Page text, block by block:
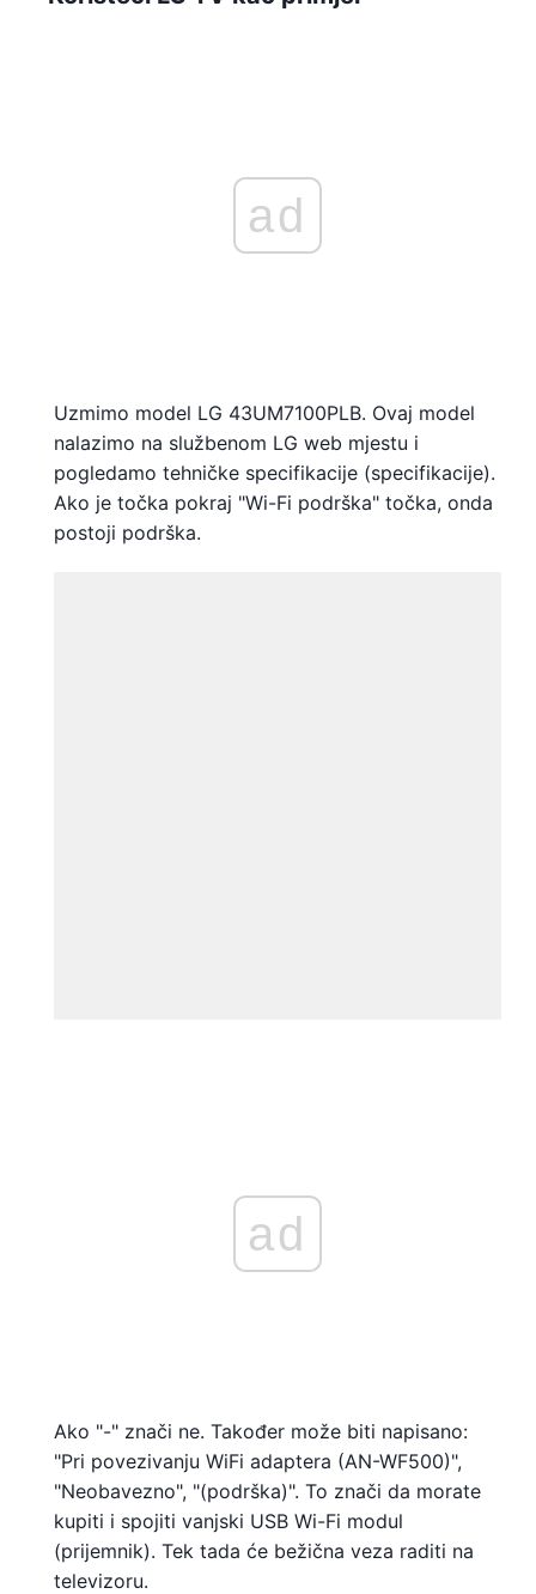
ad
Uzmimo model LG 43UM7100PLB. Ovaj model
nalazimo na službenom LG web mjestu i
pogledamo tehničke specifikacije (specifikacije).
Ako je točka pokraj "Wi-Fi podrška" točka, onda
postoji podrška.
ad
Ako "-" znači ne. Također može biti napisano:
"Pri povezivanju WiFi adaptera (AN-WF500)",
"Neobavezno", "(podrška)". To znači da morate
kupiti i spojiti vanjski USB Wi-Fi modul
(prijemnik). Tek tada će bežična veza raditi na
televizoru.